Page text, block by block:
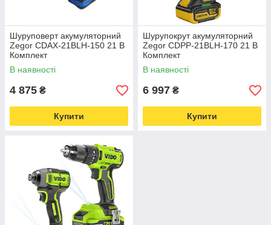
Шуруповерт акумуляторний
Zegor CDAX-21BLH-150 21 В
Комплект
В наявності
4 875 ₴
Купити
Шурупокрут акумуляторний
Zegor CDPP-21BLH-170 21 В
Комплект
В наявності
6 997 ₴
Купити